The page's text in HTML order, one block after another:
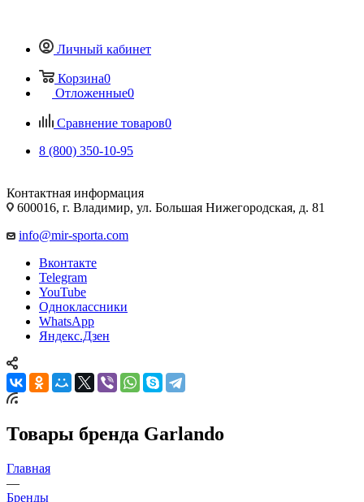
Личный кабинет
Корзина0
Отложенные0
Сравнение товаров0
8 (800) 350-10-95
Контактная информация
600016, г. Владимир, ул. Большая Нижегородская, д. 81
info@mir-sporta.com
Вконтакте
Telegram
YouTube
Одноклассники
WhatsApp
Яндекс.Дзен
Товары бренда Garlando
Главная
—
Бренды